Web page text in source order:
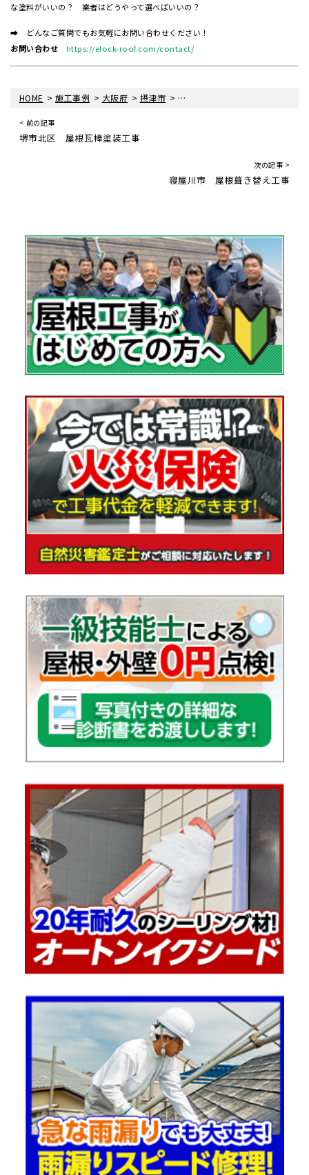
な塗料がいいの？ 業者はどうやって選べばいいの？
➡ どんなご質問でもお気軽にお問い合わせください！
お問い合わせ
https://elock-roof.com/contact/
HOME >施工事例 > 大阪府 > 摂津市 > 大阪府摂津市 ソーラー温水器取
< 前の記事
堺市北区 屋根瓦棒塗装工事
次の記事 >
寝屋川市 屋根葺き替え工事